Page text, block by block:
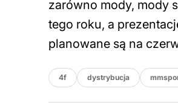
zarówno mody, mody
tego roku, a
planowane są na
4f dystrybucja